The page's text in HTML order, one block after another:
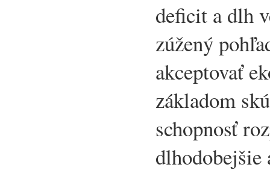
deficit a dlh
zúžený
akceptovať
základom
schopnosť
dlhodobejšie